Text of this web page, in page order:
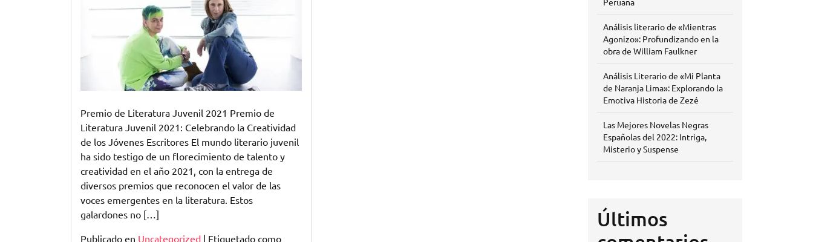
Talento
Joven:
Premio
de
Literatura
Juvenil
Premio de Literatura Juvenil 2021 Premio de
Literatura Juvenil 2021: Celebrando la Creatividad
de los Jóvenes Escritores El mundo literario juvenil
ha sido testigo de un florecimiento de talento y
creatividad en el año 2021, con la entrega de
diversos premios que reconocen el valor de las
voces emergentes en la literatura. Estos
galardones no […]
Publicado en Uncategorized | Etiquetado como
Análisis literario de «Mientras
Agonizo»: Profundizando en la
obra de William Faulkner
Análisis Literario de «Mi Planta
de Naranja Lima»: Explorando la
Emotiva Historia de Zezé
Las Mejores Novelas Negras
Españolas del 2022: Intriga,
Misterio y Suspense
Últimos